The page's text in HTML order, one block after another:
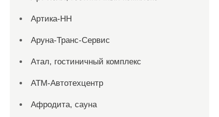
Артика-НН
Аруна-Транс-Сервис
Атал, гостиничный комплекс
АТМ-Автотехцентр
Афродита, сауна